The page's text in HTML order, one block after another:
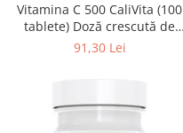
Vitamina C 500 CaliVita (100
tablete) Doză crescută de
vitamina C
91,30 Lei